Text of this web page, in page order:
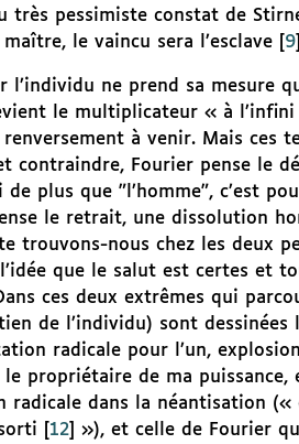
très pessimiste constat de
le vaincu sera l’esclave[ 9]
l’individu ne prend sa mesure
le multiplicateur « à
renversement à venir. Mais
contraindre, Fourier pense le
plus que "l’homme”, c’est
le retrait, une dissolution
trouvons-nous chez les deux
que le salut est certes et
ces deux extrêmes qui
de l’individu) sont
radicale pour l’un,
propriétaire de ma
dans la néantisation («
12] »), et celle de Fourier